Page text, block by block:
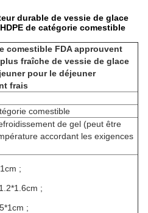
durable de vessie de glace
de catégorie comestible
comestible FDA approuvent
fraîche de vessie de glace
pour le déjeuner
frais
comestible
de gel (peut être
accordant les exigences
;
;
;